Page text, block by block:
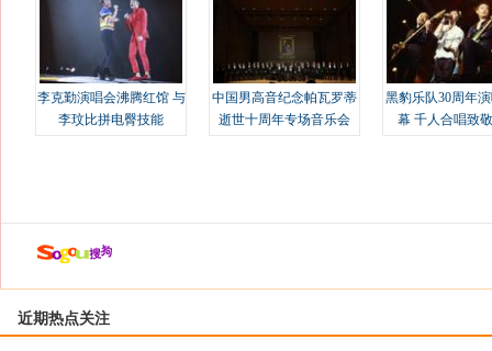
李克勤演唱会沸腾红馆 与
李玟比拼电臀技能
中国男高音纪念帕瓦罗蒂
逝世十周年专场音乐会
黑豹乐队30周年
幕 千人合唱致
近期热点关注